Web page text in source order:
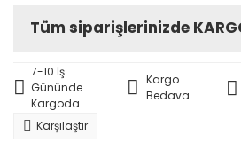
Tüm siparişlerinizde
7-10 İş
Gününde
Kargoda
Kargo
Bedava
Karşılaştır